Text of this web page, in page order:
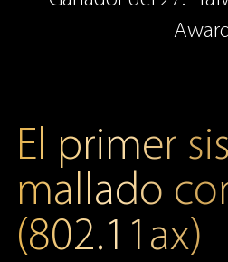
Award
El primer
mallado
(802.11ax)